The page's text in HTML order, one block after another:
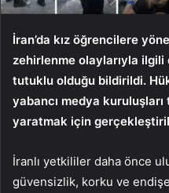
İran’da kız öğrencilere
zehirlenme olaylarıyla
tutuklu olduğu bildirildi.
yabancı medya
yaratmak için
İranlı yetkililer daha önce
güvensizlik, korku ve